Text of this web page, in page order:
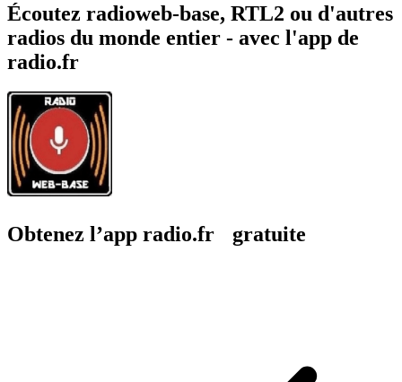
Écoutez radioweb-base, RTL2 ou d'autres
radios du monde entier - avec l'app de
radio.fr
Obtenez l’app radio.fr gratuite